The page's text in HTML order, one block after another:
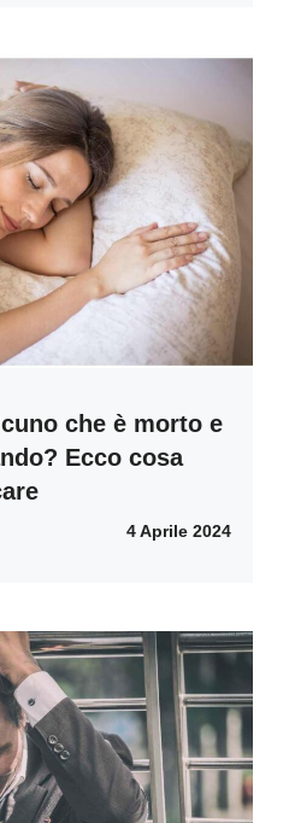
che è morto e
Ecco cosa
4 Aprile 2024